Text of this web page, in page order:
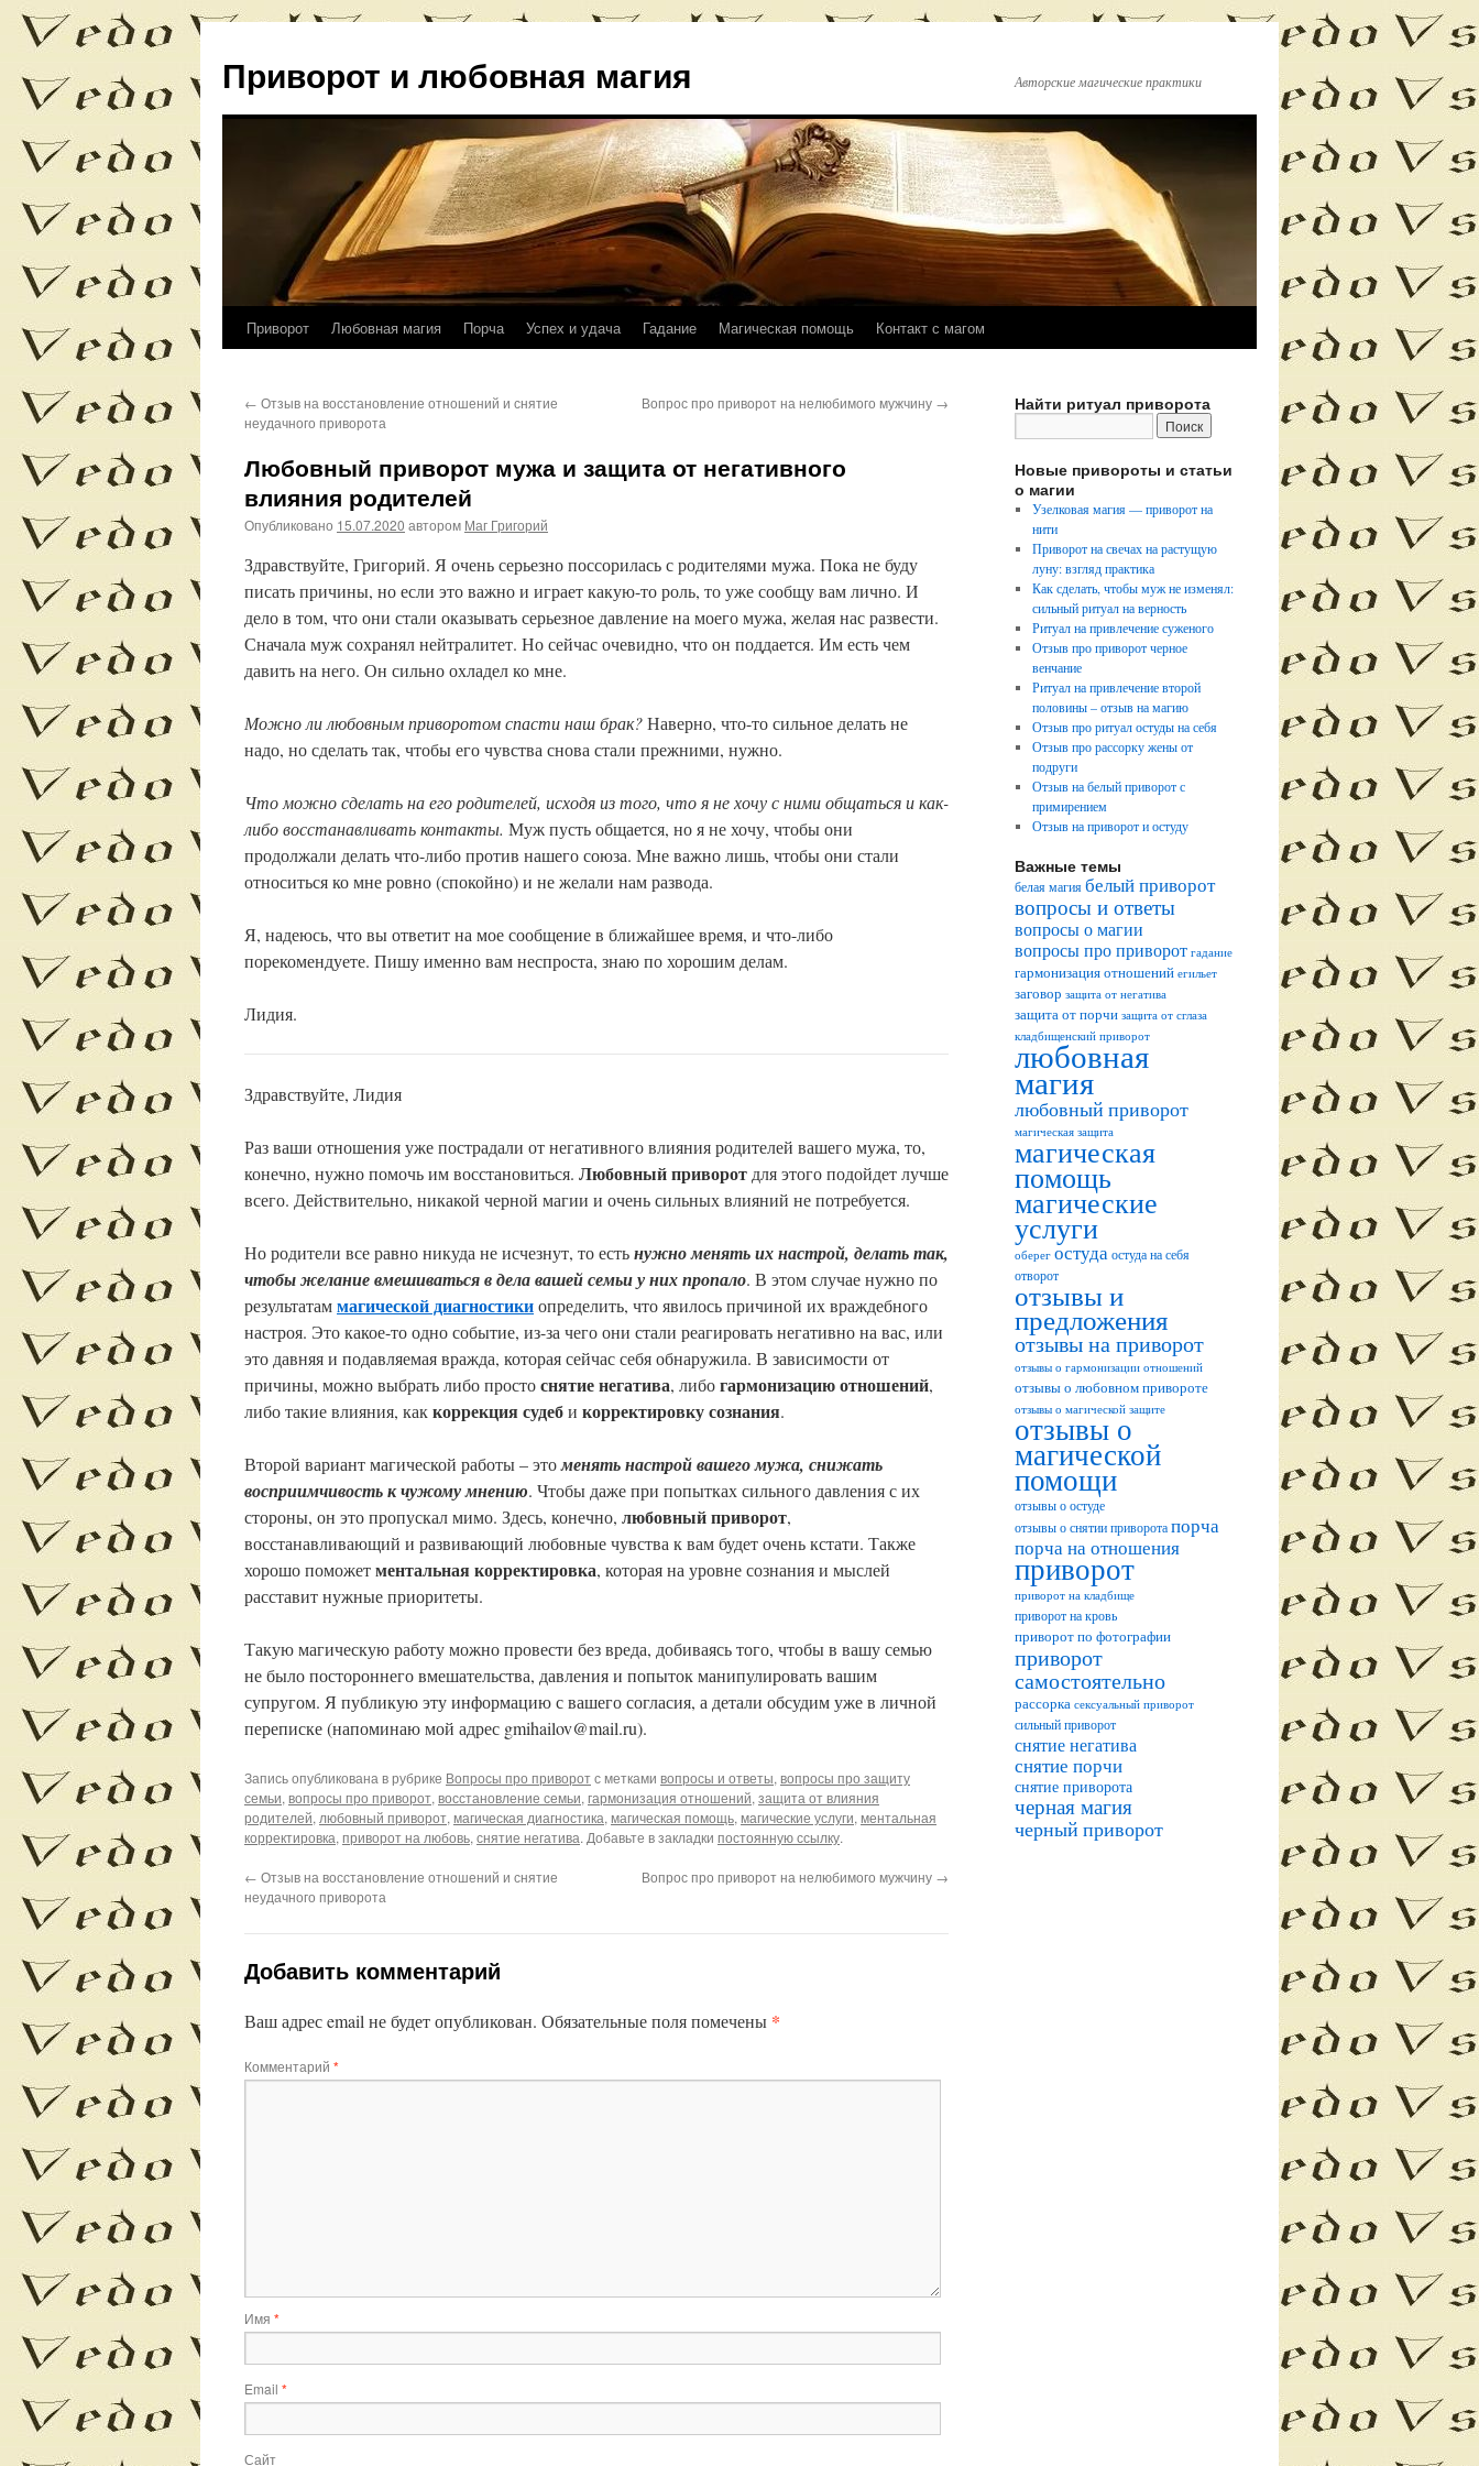
Приворот и любовная магия Авторские магические практики
Перейти
содержимому
Приворот Любовная магия Порча Успех и удача Гадание Магическая помощь Контакт с магом
← Отзыв на восстановление отношений и снятие
неудачного приворота
Вопрос про приворот на нелюбимого мужчину →
Любовный приворот мужа и защита от негативного
влияния родителей
Опубликовано 15.07.2020 автором Маг Григорий
Здравствуйте, Григорий. Я очень серьезно поссорилась с родителями мужа. Пока не буду
писать причины, но если это важно и играет какую-то роль, то уже сообщу вам лично. И
дело в том, что они стали оказывать серьезное давление на моего мужа, желая нас развести.
Сначала муж сохранял нейтралитет. Но сейчас очевидно, что он поддается. Им есть чем
давить на него. Он сильно охладел ко мне.
Можно ли любовным приворотом спасти наш брак?Наверно, что-то сильное делать не
надо, но сделать так, чтобы его чувства снова стали прежними, нужно.
Что можно сделать на его родителей, исходя из того, что я не хочу с ними общаться и как-
либо восстанавливать контакты. Муж пусть общается, но я не хочу, чтобы они
продолжали делать что-либо против нашего союза. Мне важно лишь, чтобы они стали
относиться ко мне ровно (спокойно) и не желали нам развода.
Я, надеюсь, что вы ответит на мое сообщение в ближайшее время, и что-либо
порекомендуете. Пишу именно вам неспроста, знаю по хорошим делам.
Лидия.
Здравствуйте, Лидия
Раз ваши отношения уже пострадали от негативного влияния родителей вашего мужа, то,
конечно, нужно помочь им восстановиться. Любовный приворот для этого подойдет лучше
всего. Действительно, никакой черной магии и очень сильных влияний не потребуется.
Но родители все равно никуда не исчезнут, то естьнужно менять их настрой, делать так,
чтобы желание вмешиваться в дела вашей семьи у них пропало. В этом случае нужно по
результатаммагической диагностикиопределить, что явилось причиной их враждебного
настроя. Это какое-то одно событие, из-за чего они стали реагировать негативно на вас, или
это давняя и подавляемая вражда, которая сейчас себя обнаружила. В зависимости от
причины, можно выбрать либо простоснятие негатива, либогармонизацию отношений,
либо такие влияния, каккоррекция судеби корректировку сознания.
Второй вариант магической работы – этоменять настрой вашего мужа, снижать
восприимчивость к чужому мнению. Чтобы даже при попытках сильного давления с их
стороны, он это пропускал мимо. Здесь, конечно, любовный приворот,
восстанавливающий и развивающий любовные чувства к вам будет очень кстати. Также
хорошо поможетментальная корректировка, которая на уровне сознания и мыслей
расставит нужные приоритеты.
Такую магическую работу можно провести без вреда, добиваясь того, чтобы в вашу семью
не было постороннего вмешательства, давления и попыток манипулировать вашим
супругом. Я публикую эту информацию с вашего согласия, а детали обсудим уже в личной
переписке (напоминаю мой адрес gmihailov@mail.ru).
Запись опубликована в рубрике Вопросы про приворотс метками вопросы и ответы, вопросы про защиту
семьи, вопросы про приворот, восстановление семьи, гармонизация отношений, защита от влияния
родителей, любовный приворот, магическая диагностика, магическая помощь, магические услуги, ментальная
корректировка, приворот на любовь, снятие негатива. Добавьте в закладки постоянную ссылку.
← Отзыв на восстановление отношений и снятие
неудачного приворота
Вопрос про приворот на нелюбимого мужчину →
Добавить комментарий
Ваш адрес email не будет опубликован. Обязательные поля помечены *
Комментарий *
Имя *
Email *
Сайт
Найти ритуал приворота
Новые привороты и статьи
о магии
Узелковая магия — приворот на
нити
Приворот на свечах на растущую
луну: взгляд практика
Как сделать, чтобы муж не изменял:
сильный ритуал на верность
Ритуал на привлечение суженого
Отзыв про приворот черное
венчание
Ритуал на привлечение второй
половины – отзыв на магию
Отзыв про ритуал остуды на себя
Отзыв про рассорку жены от
подруги
Отзыв на белый приворот с
примирением
Отзыв на приворот и остуду
Важные темы
белая магия белый приворот
вопросы и ответы
вопросы о магии
вопросы про приворот гадание
гармонизация отношений егильет
заговор защита от негатива
защита от порчи защита от сглаза
кладбищенский приворот
любовная
магия
любовный приворот
магическая защита
магическая
помощь
магические
услуги
оберег остуда остуда на себя
отворот
отзывы и
предложения
отзывы на приворот
отзывы о гармонизации отношений
отзывы о любовном привороте
отзывы о магической защите
отзывы о
магической
помощи
отзывы о остуде
отзывы о снятии приворота порча
порча на отношения
приворот
приворот на кладбище
приворот на кровь
приворот по фотографии
приворот
самостоятельно
рассорка сексуальный приворот
сильный приворот
снятие негатива
снятие порчи
снятие приворота
черная магия
черный приворот